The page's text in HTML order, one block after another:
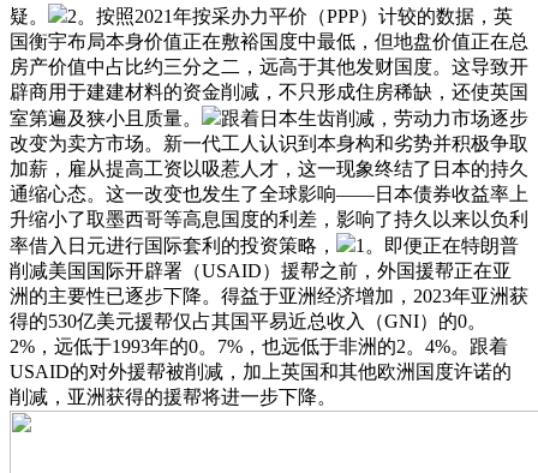
疑。
2。按照2021年按采办力平价（PPP）计较的数据，英
国衡宇布局本身价值正在敷裕国度中最低，但地盘价值正在总
房产价值中占比约三分之二，远高于其他发财国度。这导致开
辟商用于建建材料的资金削减，不只形成住房稀缺，还使英国
室第遍及狭小且质量。
跟着日本生齿削减，劳动力市场逐步
改变为卖方市场。新一代工人认识到本身构和劣势并积极争取
加薪，雇从提高工资以吸惹人才，这一现象终结了日本的持久
通缩心态。这一改变也发生了全球影响——日本债券收益率上
升缩小了取墨西哥等高息国度的利差，影响了持久以来以负利
率借入日元进行国际套利的投资策略，
1。即便正在特朗普
削减美国国际开辟署（USAID）援帮之前，外国援帮正在亚
洲的主要性已逐步下降。得益于亚洲经济增加，2023年亚洲获
得的530亿美元援帮仅占其国平易近总收入（GNI）的0。
2%，远低于1993年的0。7%，也远低于非洲的2。4%。跟着
USAID的对外援帮被削减，加上英国和其他欧洲国度许诺的
削减，亚洲获得的援帮将进一步下降。